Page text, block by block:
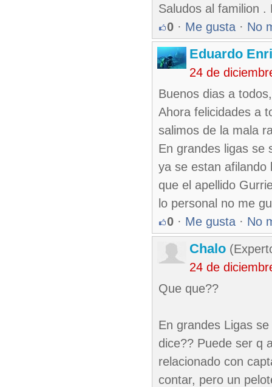
Saludos al familion
0 · Me gusta · No
Eduardo
24 de
Buenos dias a
Ahora felicidades a
salimos de la mala
En grandes ligas se
ya se estan afilando
que el apellido
lo personal no me
0 · Me gusta · No
Chalo
24 de
Que que??
En grandes Ligas
dice?? Puede ser q
relacionado con
contar, pero un